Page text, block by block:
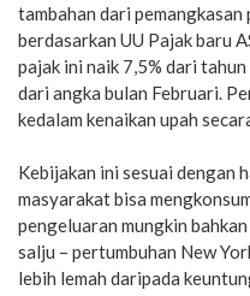
tambahan dari pemangkasan
berdasarkan UU Pajak baru
pajak ini naik 7,5% dari
dari angka bulan Februari.
kedalam kenaikan upah
Kebijakan ini sesuai dengan
masyarakat bisa
pengeluaran mungkin
salju – pertumbuhan New
lebih lemah daripada